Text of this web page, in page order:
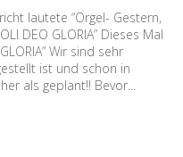
lautete “Orgel- Gestern,
DEO GLORIA” Dieses Mal
Wir sind sehr
ist und schon in
als geplant!! Bevor...